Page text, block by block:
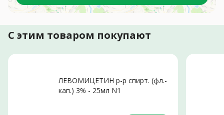
С этим товаром покупают
ЛЕВОМИЦЕТИН р-р спирт. (фл.-
кап.) 3% - 25мл N1